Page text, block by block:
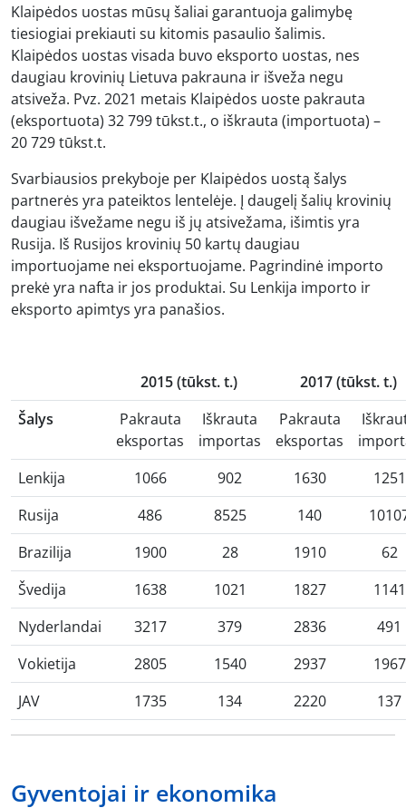
Klaipėdos uostas mūsų šaliai garantuoja galimybę
tiesiogiai prekiauti su kitomis pasaulio šalimis.
Klaipėdos uostas visada buvo eksporto uostas, nes
daugiau krovinių Lietuva pakrauna ir išveža negu
atsiveža. Pvz. 2021 metais Klaipėdos uoste pakrauta
(eksportuota) 32 799 tūkst.t., o iškrauta (importuota) –
20 729 tūkst.t.
Svarbiausios prekyboje per Klaipėdos uostą šalys
partnerės yra pateiktos lentelėje. Į daugelį šalių krovinių
daugiau išvežame negu iš jų atsivežama, išimtis yra
Rusija. Iš Rusijos krovinių 50 kartų daugiau
importuojame nei eksportuojame. Pagrindinė importo
prekė yra nafta ir jos produktai. Su Lenkija importo ir
eksporto apimtys yra panašios.
2015 (tūkst. t.)
2017 (tūkst. t.)
Šalys
Pakrauta
eksportas
Iškrauta
importas
Pakrauta
eksportas
Lenkija
1066 902 1630
1251
Rusija
486 8525 140
Brazilija
1900 28 1910
62
Švedija
1638 1021 1827
1141
Nyderlandai
3217 379 2836
491
Vokietija
2805 1540 2937
1967
JAV
1735 134 2220 137
Gyventojai ir ekonomika